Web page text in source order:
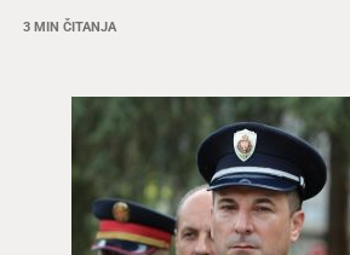
3 MIN ČITANJA